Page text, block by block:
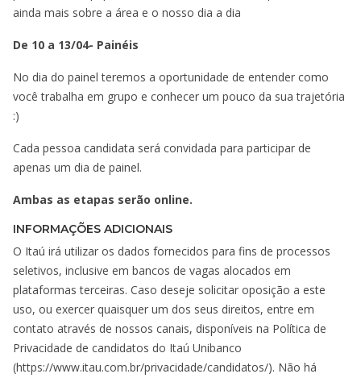
ainda mais sobre a área e o nosso dia a dia
De 10 a 13/04- Painéis
No dia do painel teremos a oportunidade de entender como
você trabalha em grupo e conhecer um pouco da sua trajetória
:)
Cada pessoa candidata será convidada para participar de
apenas um dia de painel.
Ambas as etapas serão online.
INFORMAÇÕES ADICIONAIS
O Itaú irá utilizar os dados fornecidos para fins de processos
seletivos, inclusive em bancos de vagas alocados em
plataformas terceiras. Caso deseje solicitar oposição a este
uso, ou exercer quaisquer um dos seus direitos, entre em
contato através de nossos canais, disponíveis na Política de
Privacidade de candidatos do Itaú Unibanco
(https://www.itau.com.br/privacidade/candidatos/). Não há